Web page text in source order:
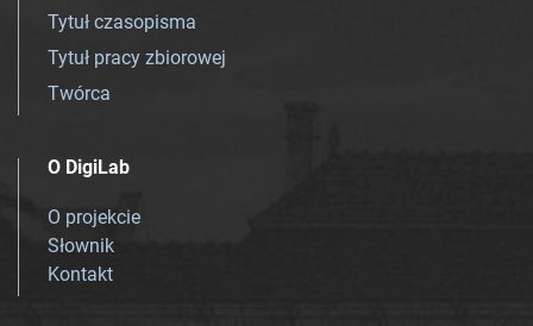
Tytuł czasopisma
Tytuł pracy zbiorowej
Twórca
O DigiLab
O projekcie
Słownik
Kontakt